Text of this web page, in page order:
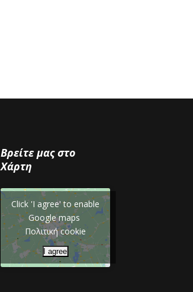
Βρείτε μας στο
Χάρτη
Click 'I agree' to enable
Google maps
Πολιτική cookie
I agree